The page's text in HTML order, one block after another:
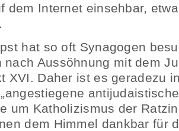
dem Internet einsehbar,
hat so oft Synagogen
nach Aussöhnung mit dem
XVI. Daher ist es geradezu
um Katholizismus der
dem Himmel dankbar für